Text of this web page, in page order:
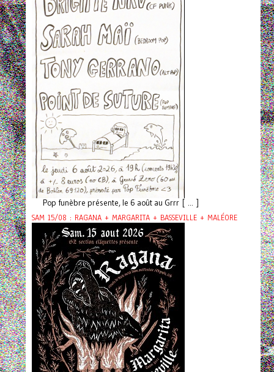
Pop funèbre présente, le 6 août au Grrr [ ... ]
SAM 15/08 : RAGANA + MARGARITA + BASSEVILLE + MALÉORE